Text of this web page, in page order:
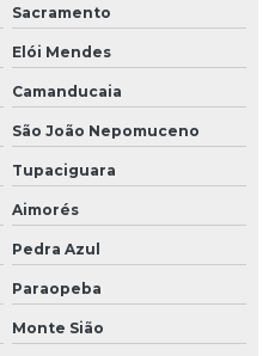
Sacramento
Elói Mendes
Camanducaia
São João Nepomuceno
Tupaciguara
Aimorés
Pedra Azul
Paraopeba
Monte Sião